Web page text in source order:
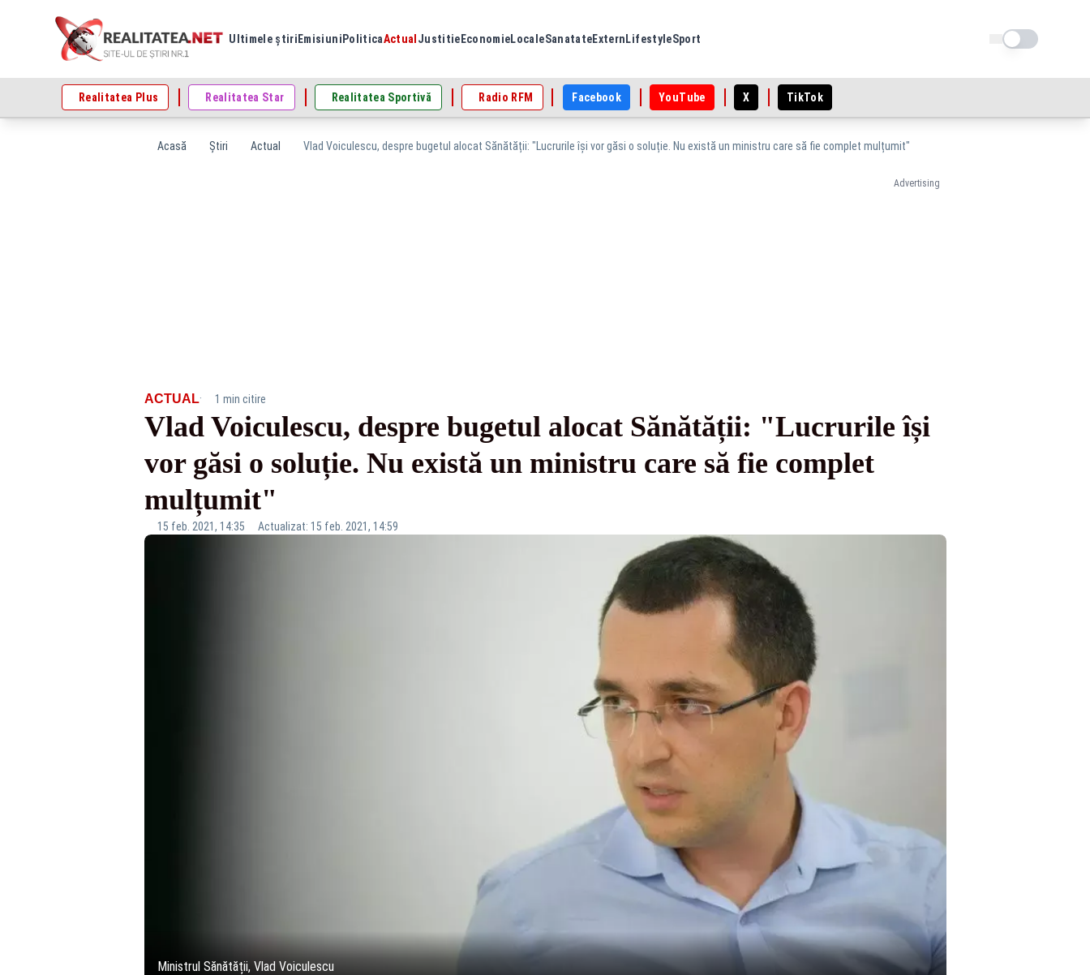
Ultimele știri Emisiuni PoliticaActual Justitie EconomieLocaleSanatateExtern LifestyleSport Schimba tema
Realitatea Plus Realitatea Star Realitatea Sportivă Radio RFM Facebook YouTube X TikTok
Acasă Știri Actual Vlad Voiculescu, despre bugetul alocat Sănătății: "Lucrurile își vor găsi o soluție. Nu există un ministru care să fie complet mulțumit"
Advertising
ACTUAL· 1 min citire
Vlad Voiculescu, despre bugetul alocat Sănătății: "Lucrurile își
vor găsi o soluție. Nu există un ministru care să fie complet
mulțumit"
15 feb. 2021, 14:35 Actualizat: 15 feb. 2021, 14:59
Ministrul Sănătății, Vlad Voiculescu